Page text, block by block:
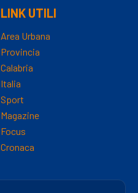
LINK UTILI
Area Urbana
Provincia
Calabria
Italia
Sport
Magazine
Focus
Cronaca